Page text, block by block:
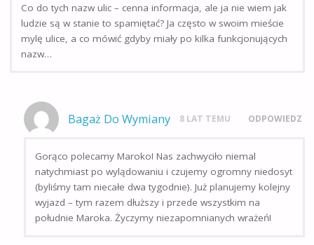
Co do tych nazw ulic – cenna informacja, ale ja nie wiem jak
ludzie są w stanie to spamiętać? Ja często w swoim mieście
mylę ulice, a co mówić gdyby miały po kilka funkcjonujących
nazw…
Bagaż Do Wymiany 8 LAT TEMU ODPOWIEDZ
Gorąco polecamy Maroko! Nas zachwyciło niemal
natychmiast po wylądowaniu i czujemy ogromny niedosyt
(byliśmy tam niecałe dwa tygodnie). Już planujemy kolejny
wyjazd – tym razem dłuższy i przede wszystkim na
południe Maroka. Życzymy niezapomnianych wrażeń!